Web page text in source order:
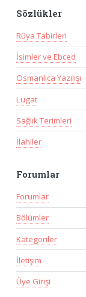
Sözlükler
Rüya Tabirleri
İsimler ve Ebced
Osmanlıca Yazılışı
Lugat
Sağlık Terimleri
İlahiler
Forumlar
Forumlar
Bölümler
Kategoriler
İletişim
Üye Girişi